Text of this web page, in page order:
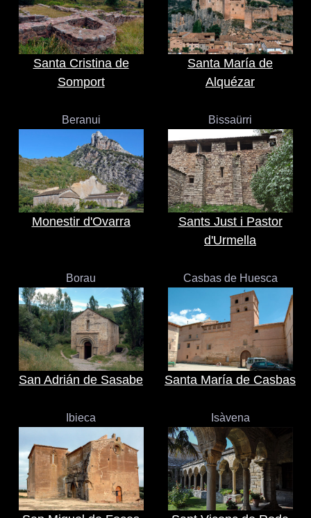
Santa Cristina de
Somport
Santa María de
Alquézar
Beranui
Monestir d'Ovarra
Bissaürri
Sants Just i Pastor
d'Urmella
Borau
San Adrián de Sasabe
Casbas de Huesca
Santa María de Casbas
Ibieca Isàvena